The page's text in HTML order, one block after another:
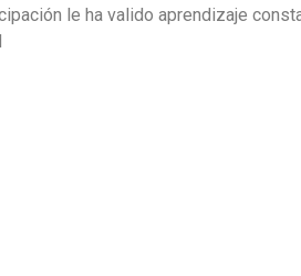
le ha valido aprendizaje